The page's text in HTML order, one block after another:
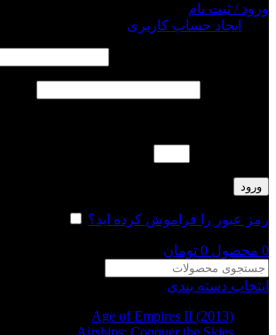
ورود / ثبت نام
ایجاد حساب کاربری
ورود
رمز عبور را فراموش کرده اید؟
0 محصول 0 تومان
انتخاب دسته بندی
Age of Empires II (2013)
Airships: Conquer the Skies